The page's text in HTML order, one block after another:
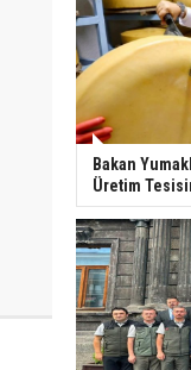
Bakan
Üretim